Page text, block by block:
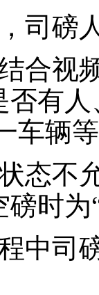
司磅
合视
有
辆
态不
磅时为
中司